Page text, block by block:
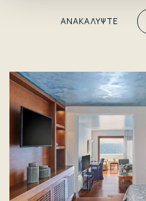
ΑΝΑΚΑΛΥΨΤΕ